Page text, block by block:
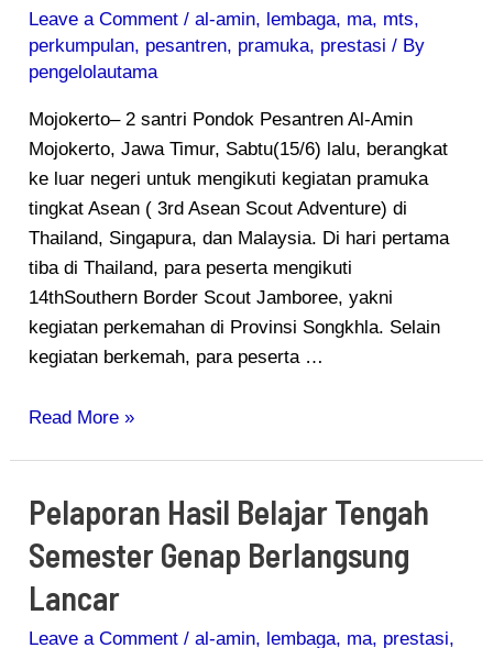
Leave a Comment /al-amin, lembaga, ma, mts,
perkumpulan, pesantren, pramuka, prestasi / By
pengelolautama
Mojokerto– 2 santri Pondok Pesantren Al-Amin
Mojokerto, Jawa Timur, Sabtu(15/6) lalu, berangkat
ke luar negeri untuk mengikuti kegiatan pramuka
tingkat Asean ( 3rd Asean Scout Adventure) di
Thailand, Singapura, dan Malaysia. Di hari pertama
tiba di Thailand, para peserta mengikuti
14thSouthern Border Scout Jamboree, yakni
kegiatan perkemahan di Provinsi Songkhla. Selain
kegiatan berkemah, para peserta …
Adventure
Southern
Border
Scout
Jamboree
di
Thailand
Read More »
Pelaporan Hasil Belajar Tengah
Semester Genap Berlangsung
Lancar
Leave a Comment /al-amin, lembaga, ma, prestasi,
Pelaporan
Belajar
Tengah